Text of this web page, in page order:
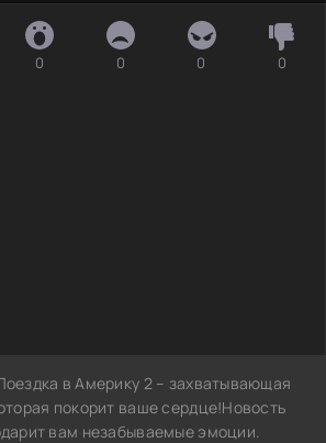
0 0 0 0
в Америку 2 – захватывающая
покорит ваше сердце!Новость
вам незабываемые эмоции.